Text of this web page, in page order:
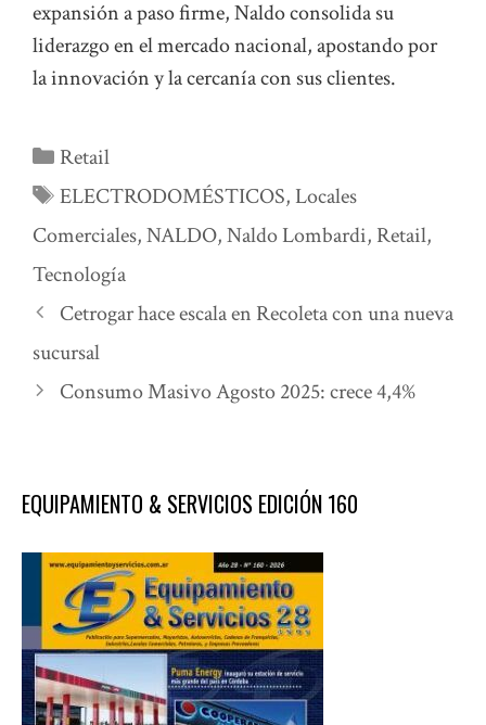
expansión a paso firme, Naldo consolida su
liderazgo en el mercado nacional, apostando por
la innovación y la cercanía con sus clientes.
Categorías
Retail
Etiquetas
ELECTRODOMÉSTICOS,Locales
Comerciales,NALDO,Naldo Lombardi, Retail,
Tecnología
Cetrogar hace escala en Recoleta con una nueva
sucursal
Consumo Masivo Agosto 2025: crece 4,4%
EQUIPAMIENTO & SERVICIOS EDICIÓN 160